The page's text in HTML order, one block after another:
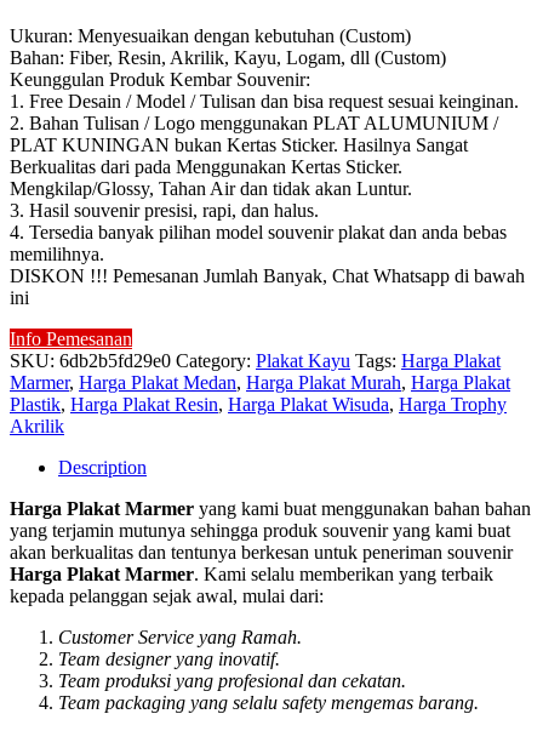
Ukuran: Menyesuaikan dengan kebutuhan (Custom)
Bahan: Fiber, Resin, Akrilik, Kayu, Logam, dll (Custom)
Keunggulan Produk Kembar Souvenir:
1. Free Desain / Model / Tulisan dan bisa request sesuai keinginan.
2. Bahan Tulisan / Logo menggunakan PLAT ALUMUNIUM /
PLAT KUNINGAN bukan Kertas Sticker. Hasilnya Sangat
Berkualitas dari pada Menggunakan Kertas Sticker.
Mengkilap/Glossy, Tahan Air dan tidak akan Luntur.
3. Hasil souvenir presisi, rapi, dan halus.
4. Tersedia banyak pilihan model souvenir plakat dan anda bebas
memilihnya.
DISKON !!! Pemesanan Jumlah Banyak, Chat Whatsapp di bawah
ini
Info Pemesanan
SKU: 6db2b5fd29e0 Category: Plakat Kayu Tags: Harga Plakat
Marmer, Harga Plakat Medan, Harga Plakat Murah, Harga Plakat
Plastik, Harga Plakat Resin, Harga Plakat Wisuda, Harga Trophy
Akrilik
Description
Harga Plakat Marmer yang kami buat menggunakan bahan bahan
yang terjamin mutunya sehingga produk souvenir yang kami buat
akan berkualitas dan tentunya berkesan untuk peneriman souvenir
Harga Plakat Marmer. Kami selalu memberikan yang terbaik
kepada pelanggan sejak awal, mulai dari:
Customer Service yang Ramah.
Team designer yang inovatif.
Team produksi yang profesional dan cekatan.
Team packaging yang selalu safety mengemas barang.